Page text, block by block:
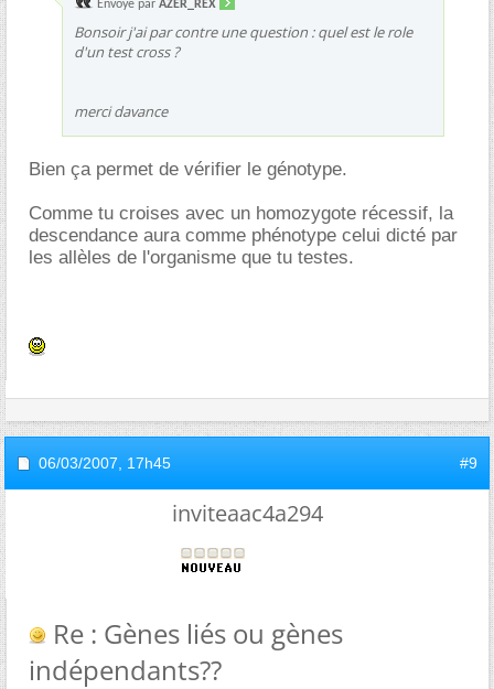
Envoyé par AZER_REX
Bonsoir j'ai par contre une question : quel est le role
d'un test cross ?
merci davance
Bien ça permet de vérifier le génotype.
Comme tu croises avec un homozygote récessif, la
descendance aura comme phénotype celui dicté par
les allèles de l'organisme que tu testes.
06/03/2007, 17h45 #9
inviteaac4a294
Re : Gènes liés ou gènes
indépendants??